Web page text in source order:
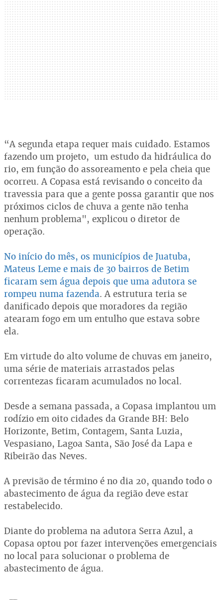
“A segunda etapa requer mais cuidado. Estamos
fazendo um projeto, um estudo da hidráulica do
rio, em função do assoreamento e pela cheia que
ocorreu. A Copasa está revisando o conceito da
travessia para que a gente possa garantir que nos
próximos ciclos de chuva a gente não tenha
nenhum problema", explicou o diretor de
operação.
No início do mês, os municípios de Juatuba,
Mateus Leme e mais de 30 bairros de Betim
ficaram sem água depois que uma adutora se
rompeu numa fazenda. A estrutura teria se
danificado depois que moradores da região
atearam fogo em um entulho que estava sobre
ela.
Em virtude do alto volume de chuvas em janeiro,
uma série de materiais arrastados pelas
correntezas ficaram acumulados no local.
Desde a semana passada, a Copasa implantou um
rodízio em oito cidades da Grande BH: Belo
Horizonte, Betim, Contagem, Santa Luzia,
Vespasiano, Lagoa Santa, São José da Lapa e
Ribeirão das Neves.
A previsão de término é no dia 20, quando todo o
abastecimento de água da região deve estar
restabelecido.
Diante do problema na adutora Serra Azul, a
Copasa optou por fazer intervenções emergenciais
no local para solucionar o problema de
abastecimento de água.